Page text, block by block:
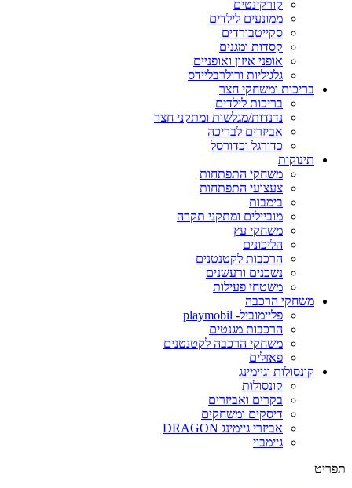
קורקינטים
ממונעים לילדים
סקייטבורדים
קסדות ומגנים
אופני איזון ואופניים
גלגיליות ורולרבליידס
בריכות ומשחקי חצר
בריכות לילדים
נדנדות/מגלשות ומתקני חצר
אביזרים לבריכה
כדורגל וכדורסל
תינוקות
משחקי התפתחות
צעצועי התפתחות
בימבות
מוביילים ומתקני תקרה
משחקי עץ
הליכונים
הרכבות לקטנטנים
נשכנים ורעשנים
משטחי פעילות
משחקי הרכבה
פליימוביל- playmobil
הרכבות מגנטים
משחקי הרכבה לקטנטנים
פאזלים
קונסולות וגיימינג
קונסולות
בקרים ואביזרים
דיסקים ומשחקים
אביזרי גיימינג DRAGON
גיימבוי